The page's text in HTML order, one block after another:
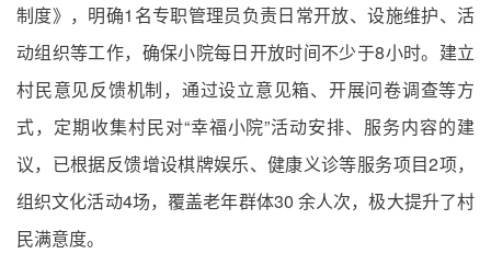
制度》，明确1名专职管理员负责日常开放、设施维护、活
动组织等工作，确保小院每日开放时间不少于8小时。建立
村民意见反馈机制，通过设立意见箱、开展问卷调查等方
式，定期收集村民对“幸福小院”活动安排、服务内容的建
议，已根据反馈增设棋牌娱乐、健康义诊等服务项目2项，
组织文化活动4场，覆盖老年群体30 余人次，极大提升了村
民满意度。